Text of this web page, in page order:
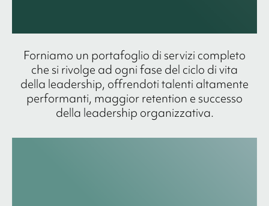
Forniamo un portafoglio di servizi completo
che si rivolge ad ogni fase del ciclo di vita
della leadership, offrendoti talenti altamente
performanti, maggior retention e successo
della leadership organizzativa.